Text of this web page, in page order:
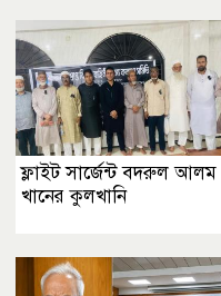
ফ্লাইট সার্জেন্ট বদরুল আলম
খানের কুলখানি